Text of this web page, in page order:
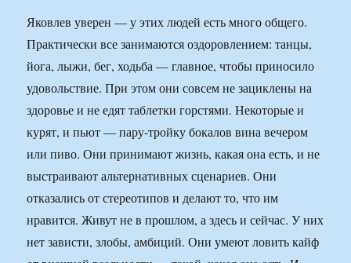
Яковлев уверен — у этих людей есть много общего.
Практически все занимаются оздоровлением: танцы,
йога, лыжи, бег, ходьба — главное, чтобы приносило
удовольствие. При этом они совсем не зациклены на
здоровье и не едят таблетки горстями. Некоторые и
курят, и пьют — пару-тройку бокалов вина вечером
или пиво. Они принимают жизнь, какая она есть, и не
выстраивают альтернативных сценариев. Они
отказались от стереотипов и делают то, что им
нравится. Живут не в прошлом, а здесь и сейчас. У них
нет зависти, злобы, амбиций. Они умеют ловить кайф